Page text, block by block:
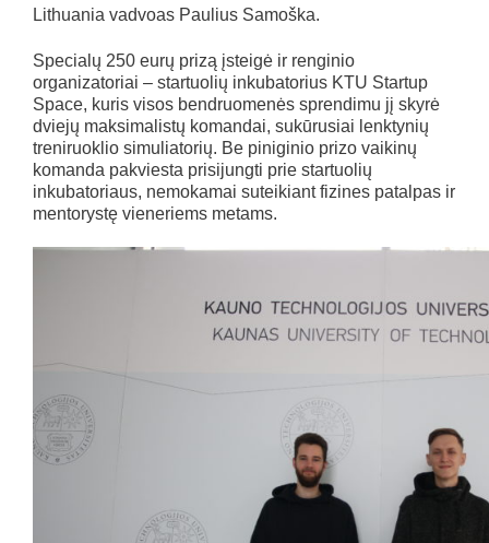
Lithuania vadvoas Paulius Samoška.
Specialų 250 eurų prizą įsteigė ir renginio
organizatoriai – startuolių inkubatorius KTU Startup
Space, kuris visos bendruomenės sprendimu jį skyrė
dviejų maksimalistų komandai, sukūrusiai lenktynių
treniruoklio simuliatorių. Be piniginio prizo vaikinų
komanda pakviesta prisijungti prie startuolių
inkubatoriaus, nemokamai suteikiant fizines patalpas ir
mentorystę vieneriems metams.